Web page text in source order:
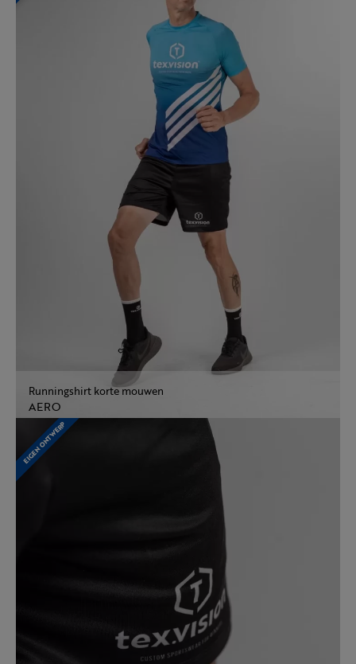
Runningshirt korte mouwen
AERO
EIGEN ONTWERP